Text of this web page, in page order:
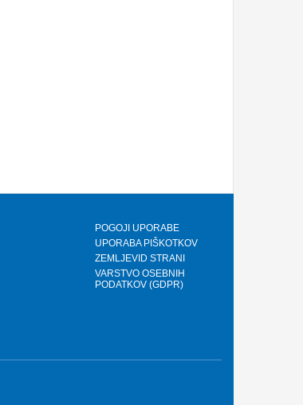
POGOJI UPORABE
UPORABA PIŠKOTKOV
ZEMLJEVID STRANI
VARSTVO OSEBNIH
PODATKOV (GDPR)